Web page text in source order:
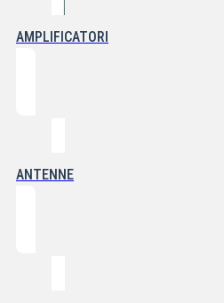
AMPLIFICATORI
ANTENNE